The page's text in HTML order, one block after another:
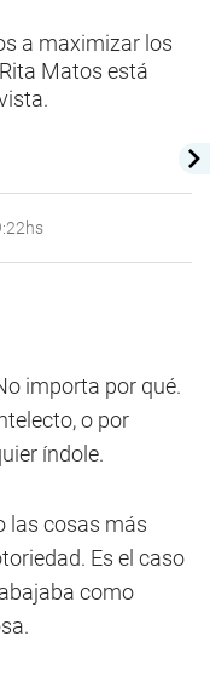
a maximizar los
Matos está
importa por qué.
o por
índole.
las cosas más
Es el caso
como